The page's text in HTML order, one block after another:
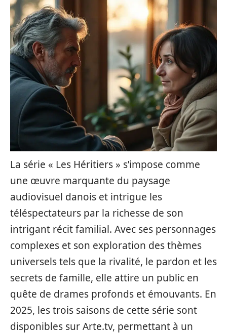
La série « Les Héritiers » s’impose comme
une œuvre marquante du paysage
audiovisuel danois et intrigue les
téléspectateurs par la richesse de son
intrigant récit familial. Avec ses personnages
complexes et son exploration des thèmes
universels tels que la rivalité, le pardon et les
secrets de famille, elle attire un public en
quête de drames profonds et émouvants. En
2025, les trois saisons de cette série sont
disponibles sur Arte.tv, permettant à un